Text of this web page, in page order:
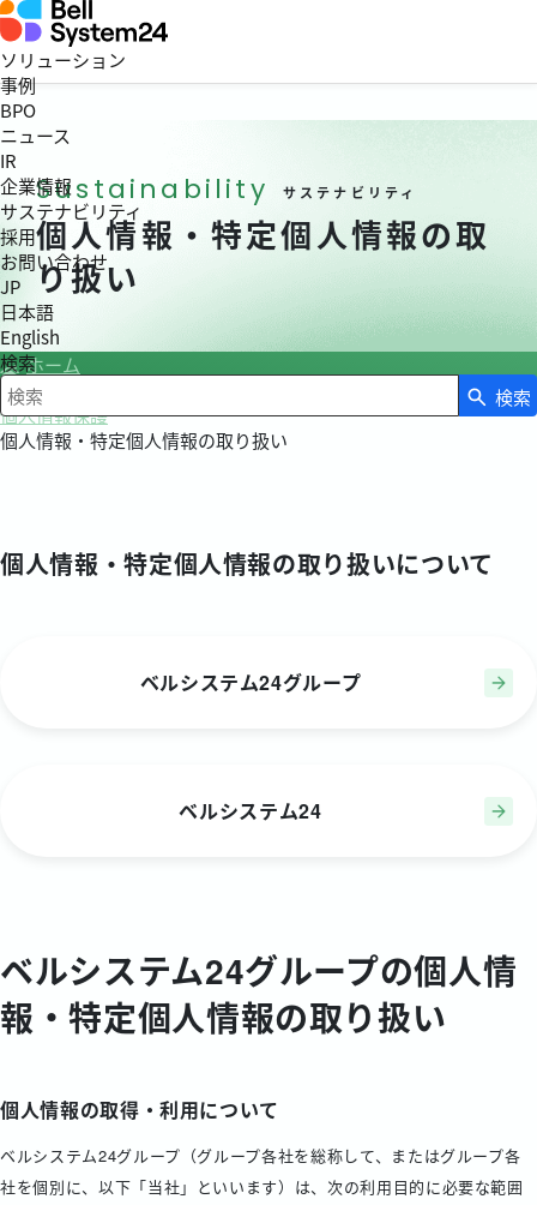
ソリューション
事例
BPO
ニュース
IR
企業情報
サステナビリティ
採用
お問い合わせ
JP
日本語
English
検索
検索キーワード入力
検索
Sustainability サステナビリティ
個人情報・特定個人情報の取
り扱い
ホーム
サステナビリティ
個人情報保護
個人情報・特定個人情報の取り扱い
個人情報・特定個人情報の取り扱いについて
ベルシステム24グループ
ベルシステム24
ベルシステム24グループの個人情
報・特定個人情報の取り扱い
個人情報の取得・利用について
ベルシステム24グループ（グループ各社を総称して、またはグループ各
社を個別に、以下「当社」といいます）は、次の利用目的に必要な範囲